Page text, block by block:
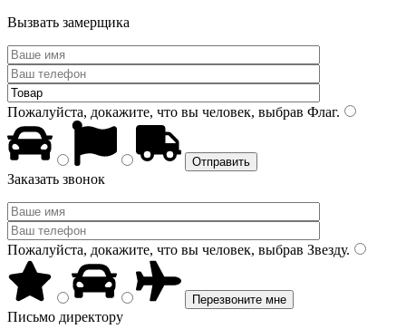
Вызвать замерщика
Пожалуйста, докажите, что вы человек, выбрав Флаг.
Заказать звонок
Пожалуйста, докажите, что вы человек, выбрав Звезду.
Письмо директору